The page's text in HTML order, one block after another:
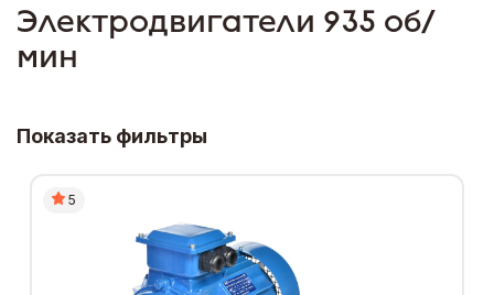
Электродвигатели 935 об/
мин
Показать фильтры
5